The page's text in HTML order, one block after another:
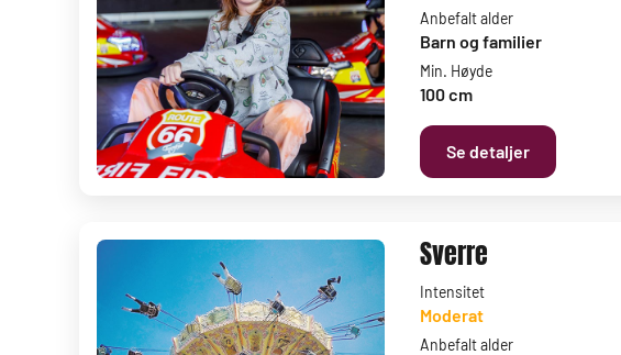
Anbefalt alder
Barn og familier
Min. Høyde
100 cm
Se detaljer
Sverre
Intensitet
Moderat
Anbefalt alder